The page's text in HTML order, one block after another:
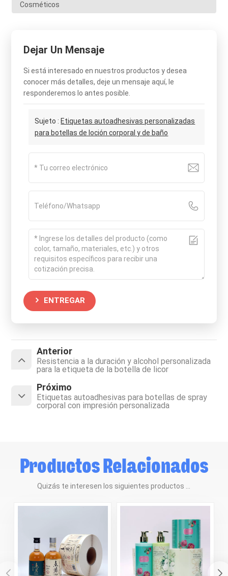
Cosméticos
Dejar Un Mensaje
Si está interesado en nuestros productos y desea
conocer más detalles, deje un mensaje aquí, le
responderemos lo antes posible.
Sujeto : Etiquetas autoadhesivas personalizadas
para botellas de loción corporal y de baño
ENTREGAR
Anterior
Resistencia a la duración y alcohol personalizada
para la etiqueta de la botella de licor
Próximo
Etiquetas autoadhesivas para botellas de spray
corporal con impresión personalizada
Productos Relacionados
Quizás te interesen los siguientes productos ...